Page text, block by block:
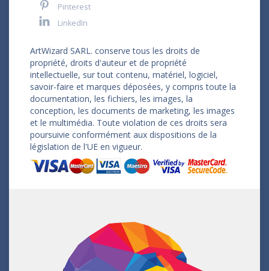
Pinterest
LinkedIn
ArtWizard SARL. conserve tous les droits de
propriété, droits d'auteur et de propriété
intellectuelle, sur tout contenu, matériel, logiciel,
savoir-faire et marques déposées, y compris toute la
documentation, les fichiers, les images, la
conception, les documents de marketing, les images
et le multimédia. Toute violation de ces droits sera
poursuivie conformément aux dispositions de la
législation de l'UE en vigueur.